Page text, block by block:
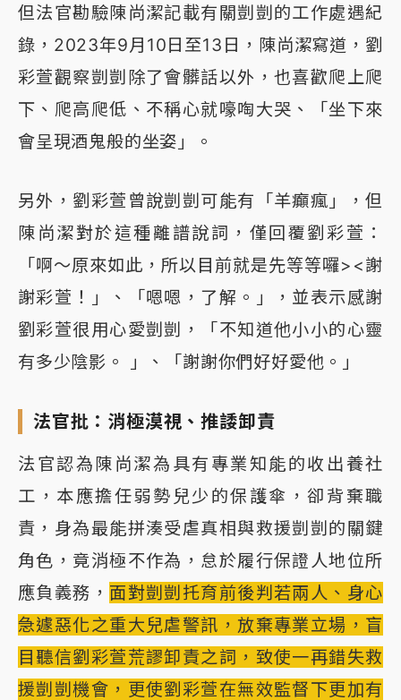
但法官勘驗陳尚潔記載有關剴剴的工作處遇紀
錄，2023年9月10日至13日，陳尚潔寫道，劉
彩萱觀察剴剴除了會髒話以外，也喜歡爬上爬
下、爬高爬低、不稱心就嚎啕大哭、「坐下來
會呈現酒鬼般的坐姿」。
另外，劉彩萱曾說剴剴可能有「羊癲瘋」，但
陳尚潔對於這種離譜說詞，僅回覆劉彩萱：
「啊～原來如此，所以目前就是先等等囉><謝
謝彩萱！」、「嗯嗯，了解。」，並表示感謝
劉彩萱很用心愛剴剴，「不知道他小小的心靈
有多少陰影。 」、「謝謝你們好好愛他。」
法官批：消極漠視、推諉卸責
法官認為陳尚潔為具有專業知能的收出養社
工，本應擔任弱勢兒少的保護傘，卻背棄職
責，身為最能拼湊受虐真相與救援剴剴的關鍵
角色，竟消極不作為，怠於履行保證人地位所
應負義務， 面對剴剴托育前後判若兩人、身心
急遽惡化之重大兒虐警訊，放棄專業立場，盲
目聽信劉彩萱荒謬卸責之詞，致使一再錯失救
援剴剴機會，更使劉彩萱在無效監督下更加有